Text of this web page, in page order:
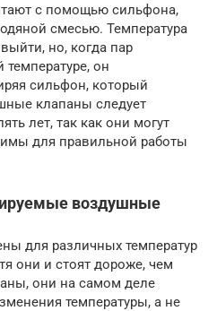
с помощью сильфона,
смесью. Температура
но, когда пар
температуре, он
сильфон, который
клапаны следует
лет, так как они могут
для правильной работы
воздушные
для различных температур
они и стоят дороже, чем
они на самом деле
температуры, а не